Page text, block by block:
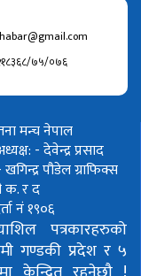
७५/०७६
मन्च नेपाल
- देवेन्द्र प्रसाद
पौडेलग्राफिक्स
क. र द
नं १९०६
पत्रकारहरुको
गण्डकी प्रदेश र ५